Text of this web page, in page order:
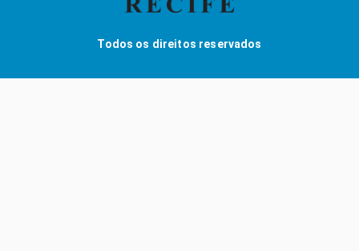
Todos os direitos reservados